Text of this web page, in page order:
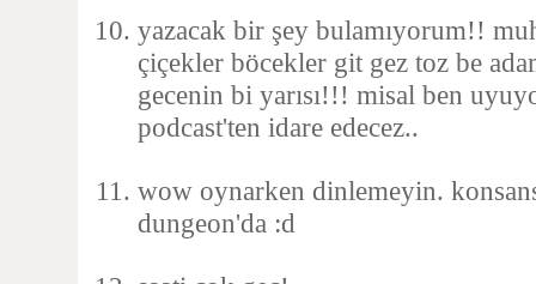
yazacak bir şey bulamıyorum!!
çiçekler böcekler git gez toz be
gecenin bi yarısı!!! misal ben
podcast'ten idare edecez..
wow oynarken dinlemeyin.
dungeon'da :d